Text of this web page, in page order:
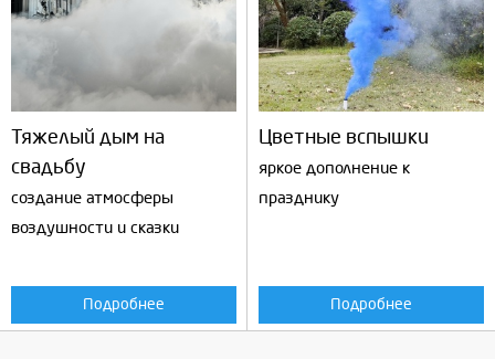
Тяжелый дым на
свадьбу
создание атмосферы
воздушности и сказки
Подробнее
Цветные вспышки
яркое дополнение к
празднику
Подробнее